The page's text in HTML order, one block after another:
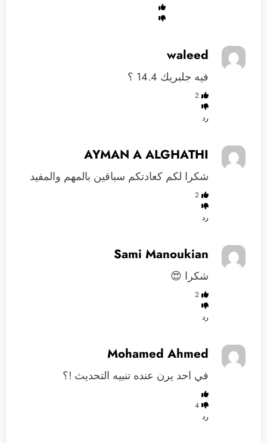
waleed
فيه جلبريك 14.4 ؟
2
رد
AYMAN A ALGHATHI
شكرا لكم كعادتكم سباقين بالمهم والمفيد
2
رد
Sami Manoukian
شكرا 😍
2
رد
Mohamed Ahmed
في احد يرن عنده تنبيه التحديث !؟
4
رد